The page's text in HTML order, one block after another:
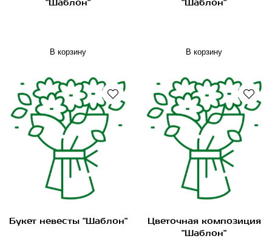
"Шаблон"
В корзину
"Шаблон"
В корзину
Букет невесты "Шаблон"
Цветочная композиция
"Шаблон"